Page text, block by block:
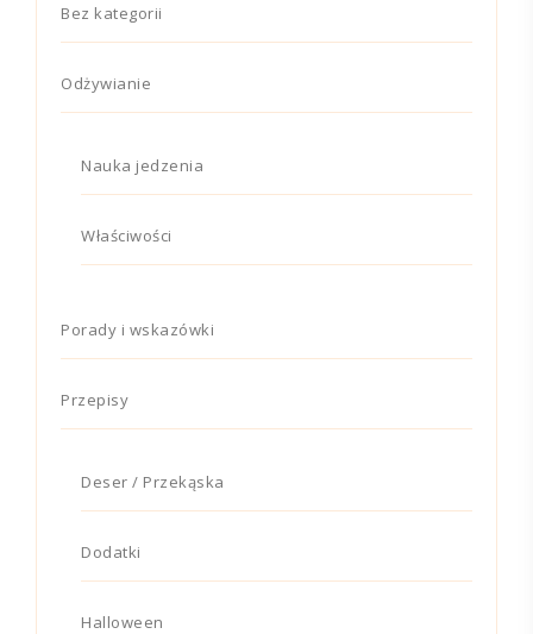
Bez kategorii
Odżywianie
Nauka jedzenia
Właściwości
Porady i wskazówki
Przepisy
Deser / Przekąska
Dodatki
Halloween